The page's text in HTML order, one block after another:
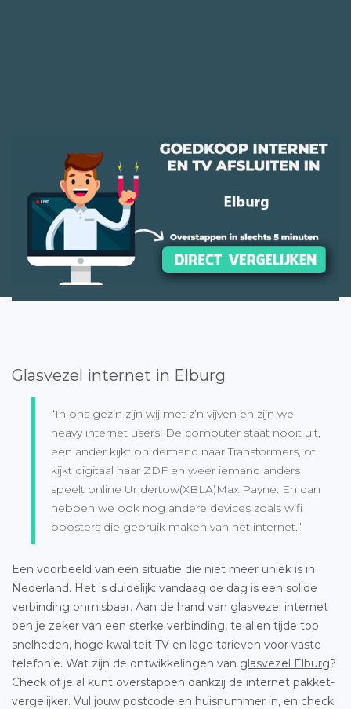
Glasvezel internet in Elburg
“In ons gezin zijn wij met z’n vijven en zijn we
heavy internet users. De computer staat nooit uit,
een ander kijkt on demand naar Transformers, of
kijkt digitaal naar ZDF en weer iemand anders
speelt online Undertow(XBLA)Max Payne. En dan
hebben we ook nog andere devices zoals wifi
boosters die gebruik maken van het internet.”
Een voorbeeld van een situatie die niet meer uniek is in
Nederland. Het is duidelijk: vandaag de dag is een solide
verbinding onmisbaar. Aan de hand van glasvezel internet
ben je zeker van een sterke verbinding, te allen tijde top
snelheden, hoge kwaliteit TV en lage tarieven voor vaste
telefonie. Wat zijn de ontwikkelingen van glasvezel Elburg?
Check of je al kunt overstappen dankzij de internet pakket-
vergelijker. Vul jouw postcode en huisnummer in, en check